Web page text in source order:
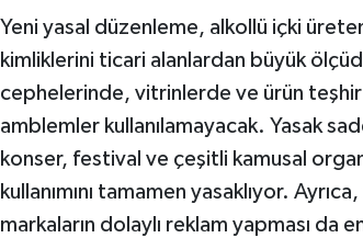
Yeni yasal düzenleme, alkollü içki
kimliklerini ticari alanlardan büyük
cephelerinde, vitrinlerde ve ürün
amblemler kullanılamayacak. Yasak
konser, festival ve çeşitli kamusal
kullanımını tamamen yasaklıyor.
markaların dolaylı reklam yapması